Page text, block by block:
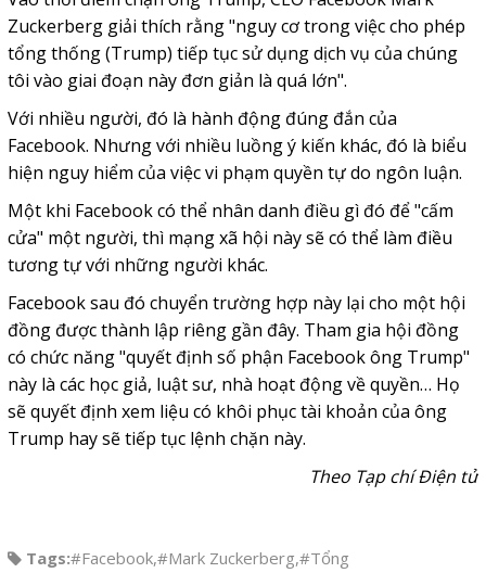
Zuckerberg giải thích rằng "nguy cơ trong việc cho phép
tổng thống (Trump) tiếp tục sử dụng dịch vụ của chúng
tôi vào giai đoạn này đơn giản là quá lớn".
Với nhiều người, đó là hành động đúng đắn của
Facebook. Nhưng với nhiều luồng ý kiến khác, đó là biểu
hiện nguy hiểm của việc vi phạm quyền tự do ngôn luận.
Một khi Facebook có thể nhân danh điều gì đó để "cấm
cửa" một người, thì mạng xã hội này sẽ có thể làm điều
tương tự với những người khác.
Facebook sau đó chuyển trường hợp này lại cho một hội
đồng được thành lập riêng gần đây. Tham gia hội đồng
có chức năng "quyết định số phận Facebook ông Trump"
này là các học giả, luật sư, nhà hoạt động về quyền… Họ
sẽ quyết định xem liệu có khôi phục tài khoản của ông
Trump hay sẽ tiếp tục lệnh chặn này.
Theo Tạp chí Điện tử
Tags:#Facebook,#Mark Zuckerberg,#Tổng